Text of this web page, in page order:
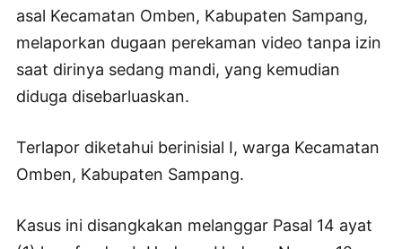
asal Kecamatan Omben, Kabupaten Sampang,
melaporkan dugaan perekaman video tanpa izin
saat dirinya sedang mandi, yang kemudian
diduga disebarluaskan.
Terlapor diketahui berinisial I, warga Kecamatan
Omben, Kabupaten Sampang.
Kasus ini disangkakan melanggar Pasal 14 ayat